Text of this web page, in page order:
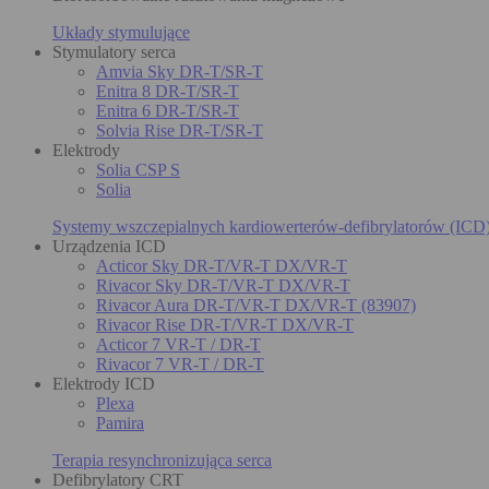
Układy stymulujące
Stymulatory serca
Amvia Sky DR-T/SR-T
Enitra 8 DR-T/SR-T
Enitra 6 DR-T/SR-T
Solvia Rise DR-T/SR-T
Elektrody
Solia CSP S
Solia
Systemy wszczepialnych kardiowerterów-defibrylatorów
Urządzenia ICD
Acticor Sky DR-T/VR-T DX/VR-T
Rivacor Sky DR-T/VR-T DX/VR-T
Rivacor Aura DR-T/VR-T DX/VR-T (83907)
Rivacor Rise DR-T/VR-T DX/VR-T
Acticor 7 VR-T / DR-T
Rivacor 7 VR-T / DR-T
Elektrody ICD
Plexa
Pamira
Terapia resynchronizująca serca
Defibrylatory CRT